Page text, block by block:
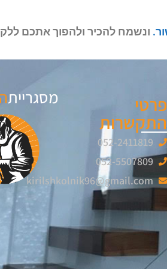
ונשמח להכיר ולהפוך אתכם
פרטי
התקשרות
052-2411819
052-5507809
kirilshkolnik96@gmail.com
מסגריית